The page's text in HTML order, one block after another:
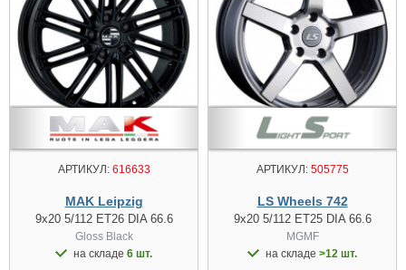
АРТИКУЛ:616633
MAK Leipzig
9x20 5/112 ET26 DIA 66.6
Gloss Black
на складе 6 шт.
АРТИКУЛ:505775
LS Wheels 742
9x20 5/112 ET25 DIA 66.6
MGMF
на складе >12 шт.